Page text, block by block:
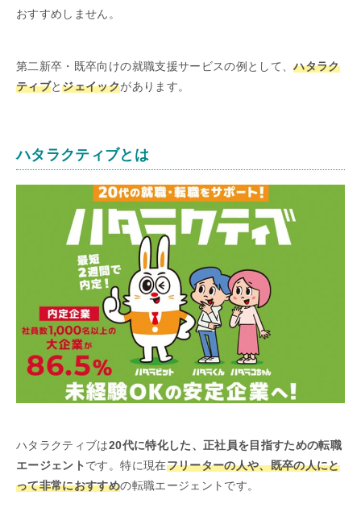
おすすめしません。
第二新卒・既卒向けの就職支援サービスの例として、ハタラク
ティブとジェイックがあります。
ハタラクティブとは
ハタラクティブは20代に特化した、正社員を目指すための転職
エージェント です。特に現在フリーターの人や、既卒の人にと
って非常におすすめの転職エージェントです。